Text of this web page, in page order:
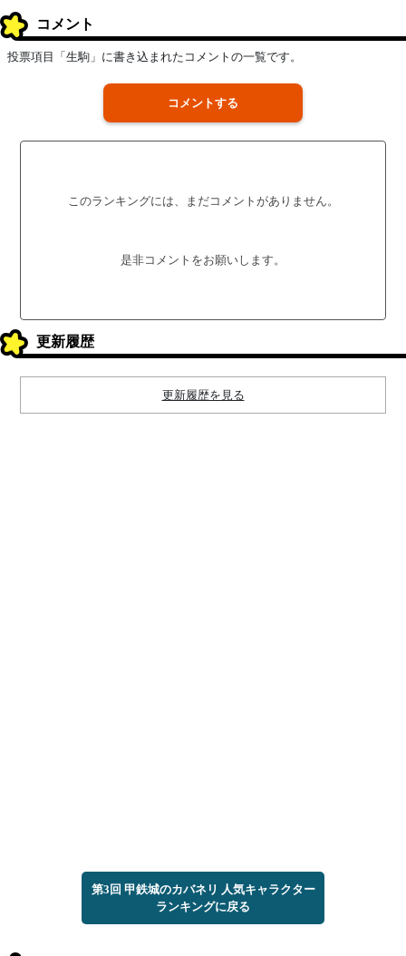
コメント
投票項目「生駒」に書き込まれたコメントの一覧です。
コメントする
このランキングには、まだコメントがありません。
是非コメントをお願いします。
更新履歴
更新履歴を見る
第3回 甲鉄城のカバネリ 人気キャラクター
ランキングに戻る